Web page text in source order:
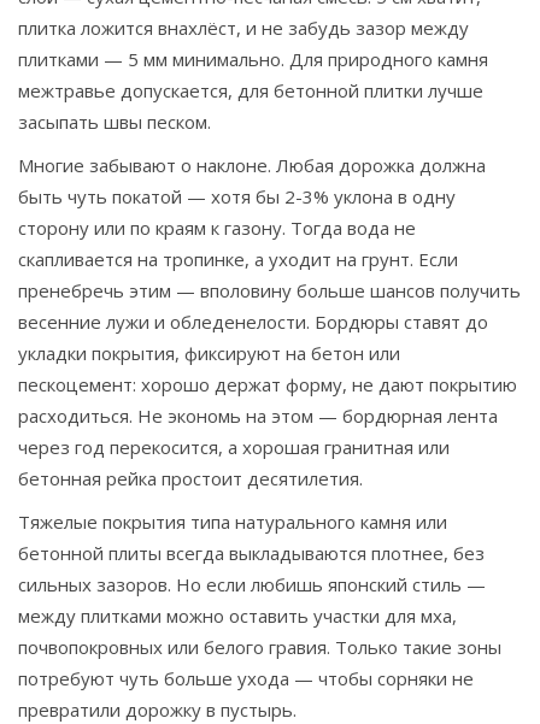
плитка ложится внахлёст, и не забудь зазор между
плитками — 5 мм минимально. Для природного камня
межтравье допускается, для бетонной плитки лучше
засыпать швы песком.
Многие забывают о наклоне. Любая дорожка должна
быть чуть покатой — хотя бы 2-3% уклона в одну
сторону или по краям к газону. Тогда вода не
скапливается на тропинке, а уходит на грунт. Если
пренебречь этим — вполовину больше шансов получить
весенние лужи и обледенелости. Бордюры ставят до
укладки покрытия, фиксируют на бетон или
пескоцемент: хорошо держат форму, не дают покрытию
расходиться. Не экономь на этом — бордюрная лента
через год перекосится, а хорошая гранитная или
бетонная рейка простоит десятилетия.
Тяжелые покрытия типа натурального камня или
бетонной плиты всегда выкладываются плотнее, без
сильных зазоров. Но если любишь японский стиль —
между плитками можно оставить участки для мха,
почвопокровных или белого гравия. Только такие зоны
потребуют чуть больше ухода — чтобы сорняки не
превратили дорожку в пустырь.